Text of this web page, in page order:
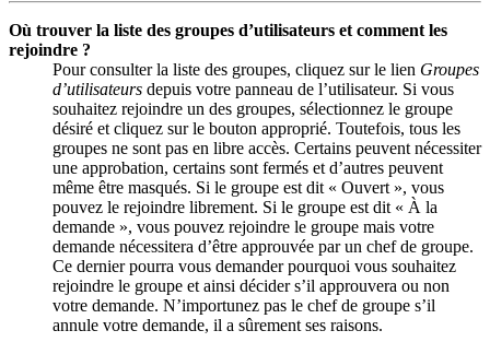
Où trouver la liste des groupes d’utilisateurs et comment les
rejoindre ?
Pour consulter la liste des groupes, cliquez sur le lien Groupes
d’utilisateurs depuis votre panneau de l’utilisateur. Si vous
souhaitez rejoindre un des groupes, sélectionnez le groupe
désiré et cliquez sur le bouton approprié. Toutefois, tous les
groupes ne sont pas en libre accès. Certains peuvent nécessiter
une approbation, certains sont fermés et d’autres peuvent
même être masqués. Si le groupe est dit « Ouvert », vous
pouvez le rejoindre librement. Si le groupe est dit « À la
demande », vous pouvez rejoindre le groupe mais votre
demande nécessitera d’être approuvée par un chef de groupe.
Ce dernier pourra vous demander pourquoi vous souhaitez
rejoindre le groupe et ainsi décider s’il approuvera ou non
votre demande. N’importunez pas le chef de groupe s’il
annule votre demande, il a sûrement ses raisons.